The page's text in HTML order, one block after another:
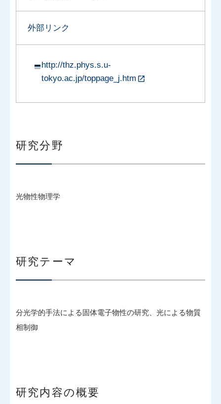
外部リンク
http://thz.phys.s.u-
tokyo.ac.jp/toppage_j.htm
研究分野
光物性物理学
研究テーマ
分光学的手法による固体電子物性の研究、光による物質
相制御
研究内容の概要